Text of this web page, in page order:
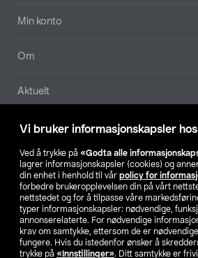
Vi bruker informasjonskapsler
Ved å trykke på «Godta alle
lagrer informasjonskapsler (cookies) og
din enhet i henhold til vår policy for
forbedre brukeropplevelsen din på vårt
nettstedet og for å tilpasse våre
typer informasjonskapsler: nødvendige,
annonserelaterte. For nødvendige
krav om samtykke, ettersom de er
fungere. Hvis du istedenfor ønsker å
trykke på «Innstillinger». Ditt samtykke er
Min konto
Om
Aktuelt
Våre selskaper
Finn din
SE NO FI